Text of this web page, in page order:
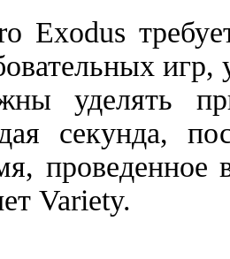
Exodus
уделять
секунда,
проведенное
Variety.